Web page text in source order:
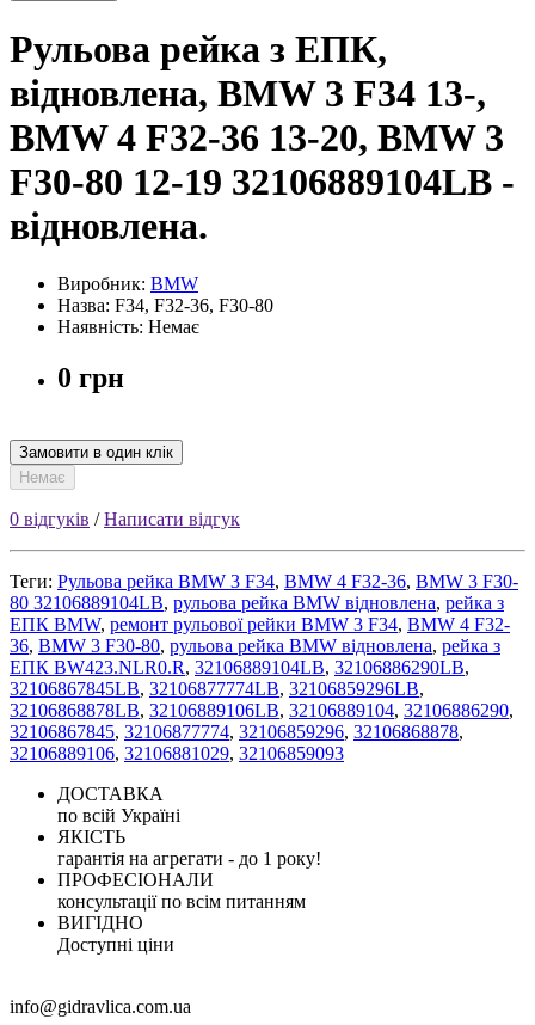
Рульова рейка з ЕПК,
відновлена, BMW 3 F34 13-,
BMW 4 F32-36 13-20, BMW 3
F30-80 12-19 32106889104LB -
відновлена.
Виробник: BMW
Назва: F34, F32-36, F30-80
Наявність: Немає
0 грн
Замовити в один клік
Немає
0 відгуків /Написати відгук
Теги: Рульова рейка BMW 3 F34, BMW 4 F32-36, BMW 3 F30-
80 32106889104LB, рульова рейка BMW відновлена, рейка з
ЕПК BMW, ремонт рульової рейки BMW 3 F34, BMW 4 F32-
36, BMW 3 F30-80, рульова рейка BMW відновлена, рейка з
ЕПК BW423.NLR0.R, 32106889104LB, 32106886290LB,
32106867845LB, 32106877774LB, 32106859296LB,
32106868878LB, 32106889106LB, 32106889104, 32106886290,
32106867845, 32106877774, 32106859296, 32106868878,
32106889106, 32106881029, 32106859093
ДОСТАВКА
по всій Україні
ЯКІСТЬ
гарантія на агрегати - до 1 року!
ПРОФЕСІОНАЛИ
консультації по всім питанням
ВИГІДНО
Доступні ціни
info@gidravlica.com.ua